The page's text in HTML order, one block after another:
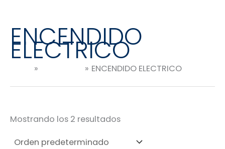
ENCENDIDO
ELECTRICO
ENCENDIDO ELECTRICO
Mostrando los 2 resultados